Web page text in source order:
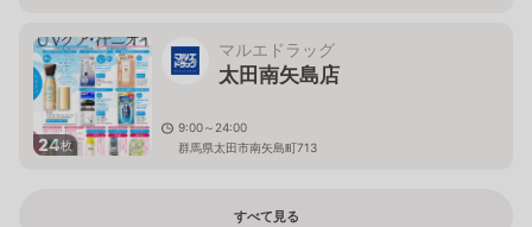
24枚
マルエドラッグ
太田南矢島店
9:00～24:00
群馬県太田市南矢島町713
すべて見る